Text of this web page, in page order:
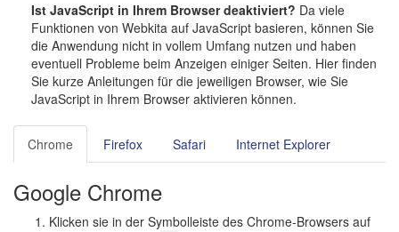
Ist JavaScript in Ihrem Browser deaktiviert? Da viele
Funktionen von Webkita auf JavaScript basieren, können Sie
die Anwendung nicht in vollem Umfang nutzen und haben
eventuell Probleme beim Anzeigen einiger Seiten. Hier finden
Sie kurze Anleitungen für die jeweiligen Browser, wie Sie
JavaScript in Ihrem Browser aktivieren können.
Chrome Firefox Safari Internet Explorer
Google Chrome
Klicken sie in der Symbolleiste des Chrome-Browsers auf